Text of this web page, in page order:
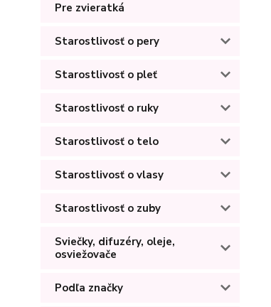
Pre zvieratká
Starostlivosť o pery
Starostlivosť o pleť
Starostlivosť o ruky
Starostlivosť o telo
Starostlivosť o vlasy
Starostlivosť o zuby
Sviečky, difuzéry, oleje,
osviežovače
Podľa značky